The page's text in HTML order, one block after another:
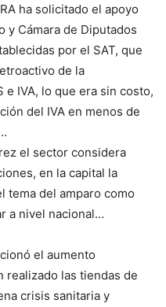
ha solicitado el apoyo
y Cámara de Diputados
por el SAT, que
de la
IVA, lo que era sin costo,
del IVA en menos de
el sector considera
en la capital la
tema del amparo como
a nivel nacional…
el aumento
realizado las tiendas de
crisis sanitaria y